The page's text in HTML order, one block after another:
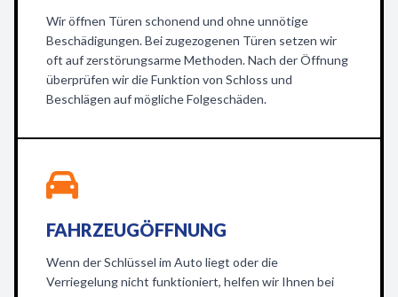
Wir öffnen Türen schonend und ohne unnötige
Beschädigungen. Bei zugezogenen Türen setzen wir
oft auf zerstörungsarme Methoden. Nach der Öffnung
überprüfen wir die Funktion von Schloss und
Beschlägen auf mögliche Folgeschäden.
FAHRZEUGÖFFNUNG
Wenn der Schlüssel im Auto liegt oder die
Verriegelung nicht funktioniert, helfen wir Ihnen bei